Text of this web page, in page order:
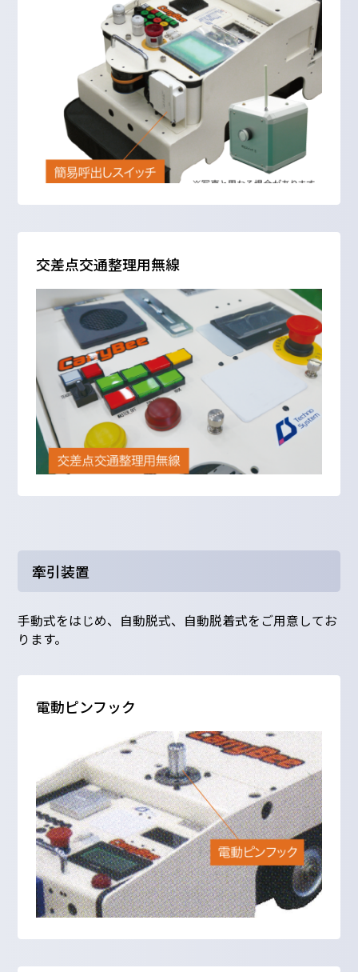
交差点交通整理用無線
牽引装置
手動式をはじめ、自動脱式、自動脱着式をご用意してお
ります。
電動ピンフック